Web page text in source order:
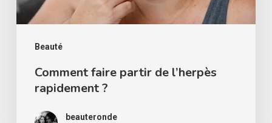
Beauté
Comment faire partir de l’herpès
rapidement ?
beauteronde